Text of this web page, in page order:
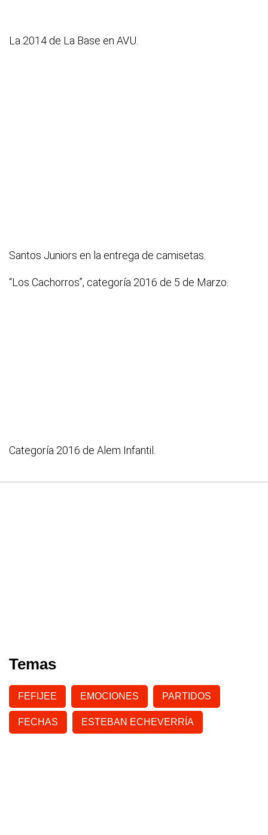
La 2014 de La Base en AVU.
Santos Juniors en la entrega de camisetas.
“Los Cachorros”, categoría 2016 de 5 de Marzo.
Categoría 2016 de Alem Infantil.
Temas
FEFIJEE EMOCIONES PARTIDOS
FECHAS ESTEBAN ECHEVERRÍA